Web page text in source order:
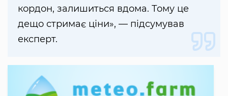
кордон, залишиться вдома. Тому це
дещо стримає ціни», — підсумував
експерт.